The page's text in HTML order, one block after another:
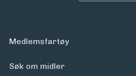
Medlemsfartøy
Søk om midler